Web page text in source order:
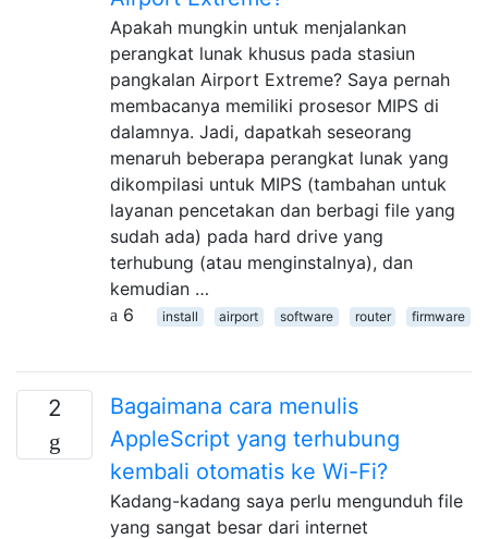
Apakah mungkin untuk menjalankan
perangkat lunak khusus pada stasiun
pangkalan Airport Extreme? Saya pernah
membacanya memiliki prosesor MIPS di
dalamnya. Jadi, dapatkah seseorang
menaruh beberapa perangkat lunak yang
dikompilasi untuk MIPS (tambahan untuk
layanan pencetakan dan berbagi file yang
sudah ada) pada hard drive yang
terhubung (atau menginstalnya), dan
kemudian …
6
install airport software router firmware
2
Bagaimana cara menulis
AppleScript yang terhubung
kembali otomatis ke Wi-Fi?
Kadang-kadang saya perlu mengunduh file
yang sangat besar dari internet